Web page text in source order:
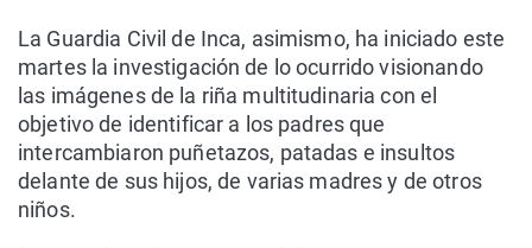
La Guardia Civil de Inca, asimismo, ha iniciado este
martes la investigación de lo ocurrido visionando
las imágenes de la riña multitudinaria con el
objetivo de identificar a los padres que
intercambiaron puñetazos, patadas e insultos
delante de sus hijos, de varias madres y de otros
niños.